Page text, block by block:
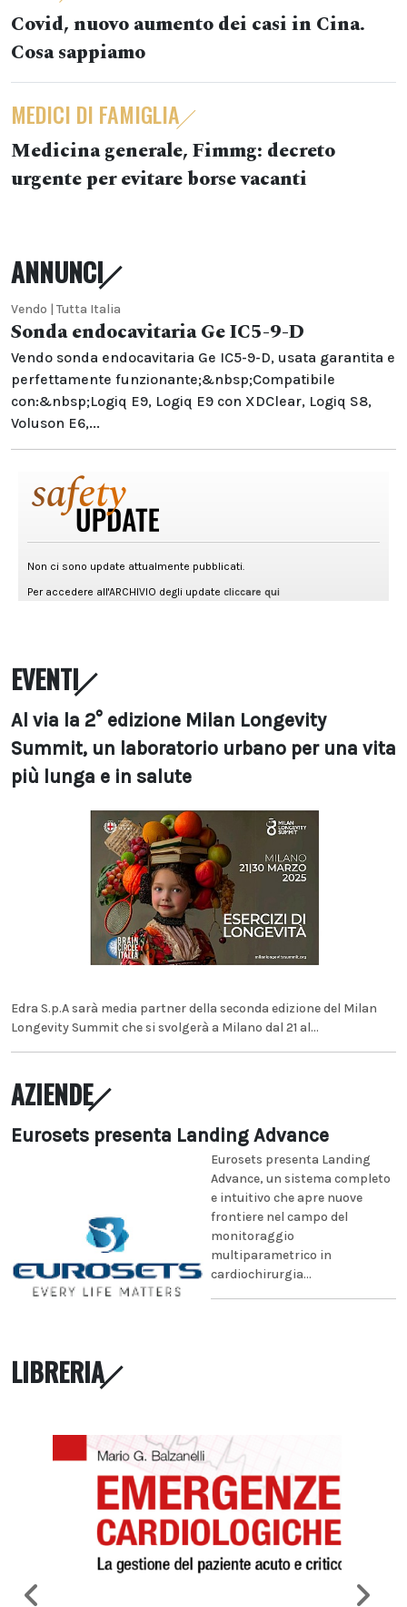
Covid, nuovo aumento dei casi in Cina.
Cosa sappiamo
MEDICI DI FAMIGLIA
Medicina generale, Fimmg: decreto
urgente per evitare borse vacanti
ANNUNCI
Vendo | Tutta Italia
Sonda endocavitaria Ge IC5-9-D
Vendo sonda endocavitaria Ge IC5-9-D, usata garantita e
perfettamente funzionante;&nbsp;Compatibile
con:&nbsp;Logiq E9, Logiq E9 con XDClear, Logiq S8,
Voluson E6,...
EVENTI
Al via la 2° edizione Milan Longevity
Summit, un laboratorio urbano per una vita
più lunga e in salute
Edra S.p.A sarà media partner della seconda edizione del Milan
Longevity Summit che si svolgerà a Milano dal 21 al...
AZIENDE
Eurosets presenta Landing Advance
Eurosets presenta Landing
Advance, un sistema completo
e intuitivo che apre nuove
frontiere nel campo del
monitoraggio
multiparametrico in
cardiochirurgia...
LIBRERIA